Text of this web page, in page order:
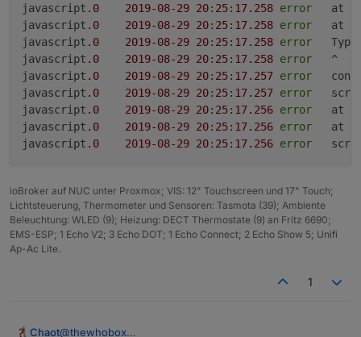
javascript .0 2019-08-29 20: 25: 17.258 error
at
javascript .0 2019-08-29 20: 25: 17.258 error
at
javascript .0 2019-08-29 20: 25: 17.258 error
javascript .0 2019-08-29 20: 25: 17.258 error
javascript .0 2019-08-29 20: 25: 17.257 error
javascript .0 2019-08-29 20: 25: 17.257 error
javascript .0 2019-08-29 20: 25: 17.256 error
at
javascript .0 2019-08-29 20: 25: 17.256 error
at
javascript .0 2019-08-29 20: 25: 17.256 error
ioBroker auf NUC unter Proxmox; VIS: 12" Touchscreen und 17" Touch;
Lichtsteuerung, Thermometer und Sensoren: Tasmota (39); Ambiente
Beleuchtung: WLED (9); Heizung: DECT Thermostate (9) an Fritz 6690;
EMS-ESP; 1 Echo V2; 3 Echo DOT; 1 Echo Connect; 2 Echo Show 5; Unifi
Ap-Ac Lite.
1
Chaot@thewhobox